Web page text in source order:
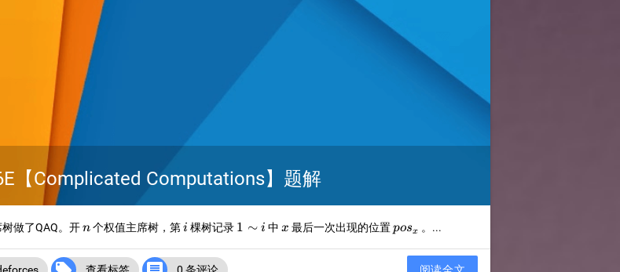
【Complicated Computations】题解
做了QAQ。开n
n个权值主席树，第i
i 棵树记录 1\sim
1 ∼ i 中x
x 最后一次出现的位置pos_x
posx 。...